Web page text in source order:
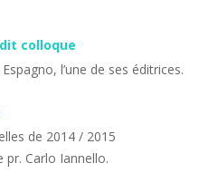
colloque
l’une de ses éditrices.
de 2014 / 2015
pr. Carlo Iannello.